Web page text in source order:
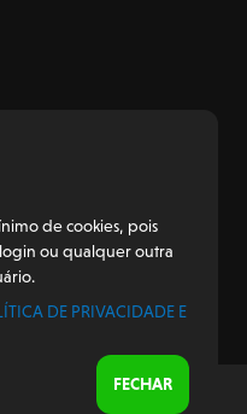
Reino Unido
de cookies, pois
ou qualquer outra
DE PRIVACIDADE E
FECHAR